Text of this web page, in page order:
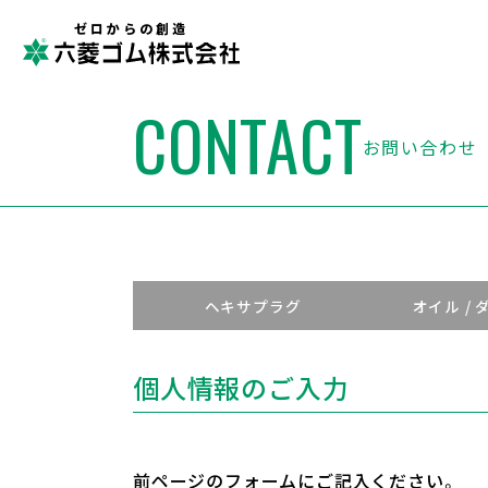
ゼロからの創造
CONTACTお問い合わせ
ヘキサプラグ オイル /
個人情報のご入力
前ページのフォームにご記入ください。